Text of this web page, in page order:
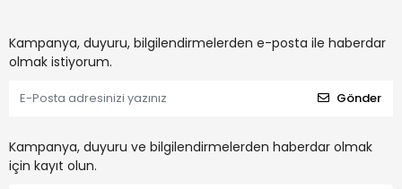
Kampanya, duyuru, bilgilendirmelerden e-posta ile haberdar
olmak istiyorum.
Gönder
Kampanya, duyuru ve bilgilendirmelerden haberdar olmak
için kayıt olun.